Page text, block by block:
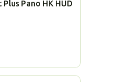
Pano HK HUD